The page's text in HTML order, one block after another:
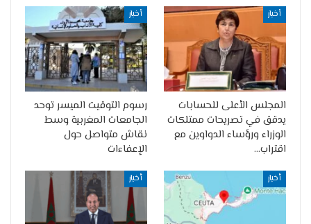
أخبار
المجلس الأعلى للحسابات
يدقق في تصريحات ممتلكات
الوزراء ورؤساء الدواوين مع
اقتراب…
أخبار
رسوم التوقيت الميسر توحد
الجامعات المغربية وسط
نقاش متواصل حول
الإعفاءات
أخبار أخبار